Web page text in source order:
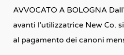
AVVOCATO A BOLOGNA
avanti l’utilizzatrice New Co.
al pagamento dei canoni